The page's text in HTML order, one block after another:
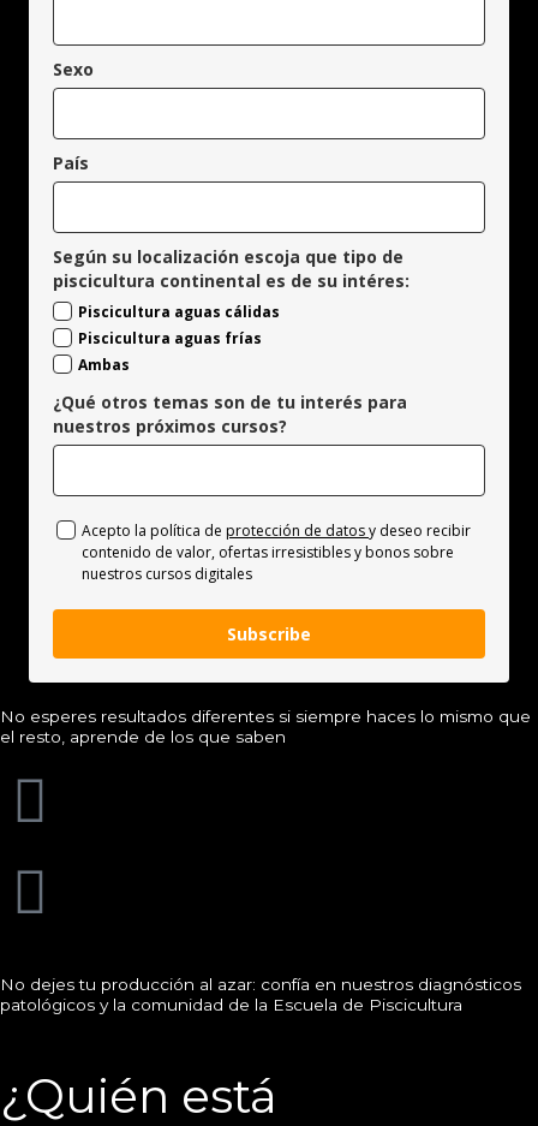
Sexo
País
Según su localización escoja que tipo de
piscicultura continental es de su intéres:
Piscicultura aguas cálidas
Piscicultura aguas frías
Ambas
¿Qué otros temas son de tu interés para
nuestros próximos cursos?
Acepto la política de protección de datosy deseo recibir
contenido de valor, ofertas irresistibles y bonos sobre
nuestros cursos digitales
Subscribe
No esperes resultados diferentes si siempre haces lo mismo que
el resto, aprende de los que saben
No dejes tu producción al azar: confía en nuestros diagnósticos
patológicos y la comunidad de la Escuela de Piscicultura
¿Quién está